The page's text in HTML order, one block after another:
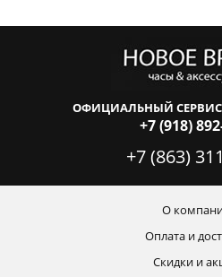
ОФИЦИАЛЬНЫЙ
+7 (918)
+7 (863)
О
Оплата и
Скидки и